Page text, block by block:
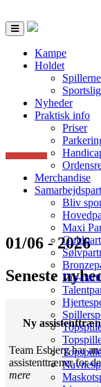
Toggle
navigation
Kampe
Holdet
Spillerne
Nyheder
Praktisk info
Priser
Merchandise
Bliv
Maxi
Vip-
01/06 - 2026
Seneste
Ny
Team Esbjerg har
assistenttræner for
mere